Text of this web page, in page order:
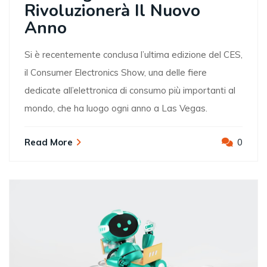
Rivoluzionerà Il Nuovo
Anno
Si è recentemente conclusa l’ultima edizione del CES,
il Consumer Electronics Show, una delle fiere
dedicate all’elettronica di consumo più importanti al
mondo, che ha luogo ogni anno a Las Vegas.
Read More 0